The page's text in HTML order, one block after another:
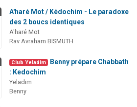
A'haré Mot / Kédochim - Le paradoxe
des 2 boucs identiques
A'haré Mot
Rav Avraham BISMUTH
Club Yeladim
Benny prépare Chabbath
: Kedochim
Yeladim
Benny